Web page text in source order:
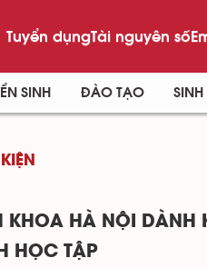
Tuyển dụngTài nguyên số
SINH ĐÀO TẠO SINH
KHOA HÀ NỘI DÀNH
HỌC TẬP